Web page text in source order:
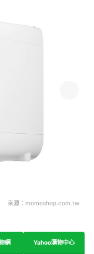
來源： momoshop.com.tw
網 Yahoo購物中心